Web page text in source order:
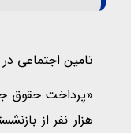
تامین اجتماعی
هزار نفر از